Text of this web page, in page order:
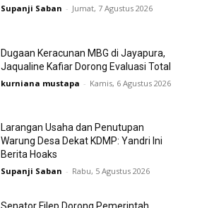
Supanji Saban - Jumat, 7 Agustus 2026
Dugaan Keracunan MBG di Jayapura,
Jaqualine Kafiar Dorong Evaluasi Total
kurniana mustapa - Kamis, 6 Agustus 2026
Larangan Usaha dan Penutupan
Warung Desa Dekat KDMP: Yandri Ini
Berita Hoaks
Supanji Saban - Rabu, 5 Agustus 2026
Senator Filep Dorong Pemerintah